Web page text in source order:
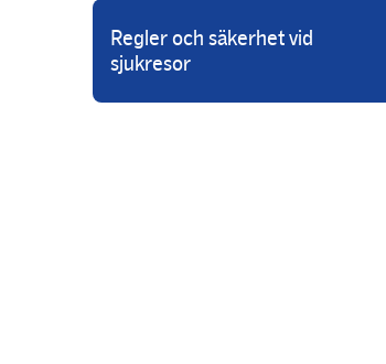
Regler och säkerhet vid
sjukresor